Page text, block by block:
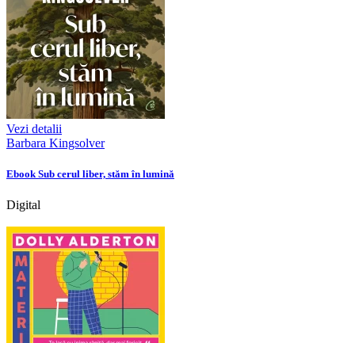
Vezi detalii
Barbara Kingsolver
Ebook Sub cerul liber, stăm în lumină
Digital